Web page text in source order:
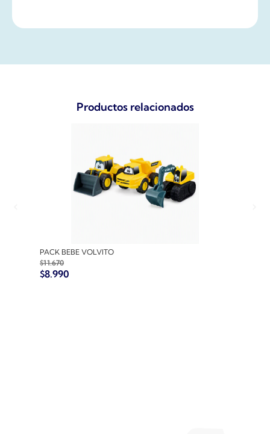
Productos relacionados
PACK BEBE VOLVITO
$11.670
$8.990